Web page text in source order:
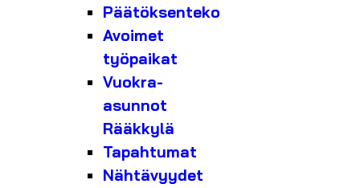
Päätöksenteko
Avoimet
työpaikat
Vuokra-
asunnot
Rääkkylä
Tapahtumat
Nähtävyydet